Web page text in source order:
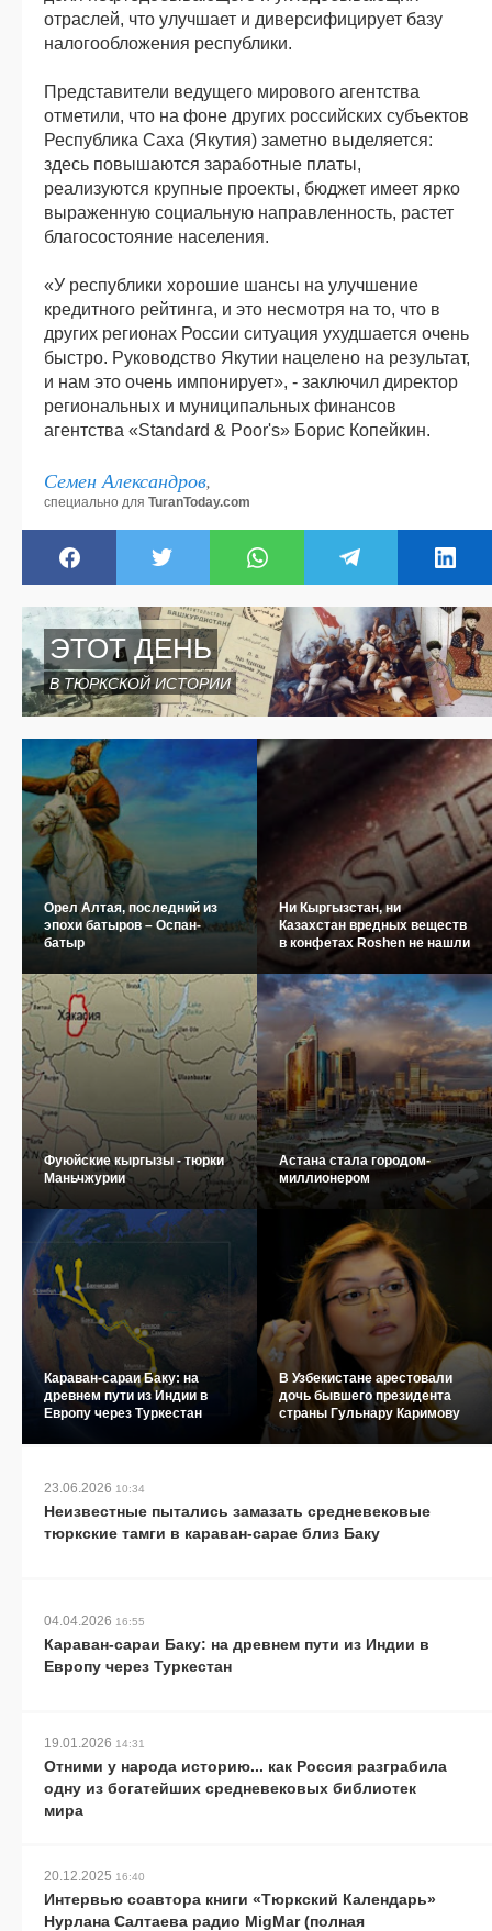
отраслей, что улучшает и диверсифицирует базу
налогообложения республики.
Представители ведущего мирового агентства
отметили, что на фоне других российских субъектов
Республика Саха (Якутия) заметно выделяется:
здесь повышаются заработные платы,
реализуются крупные проекты, бюджет имеет ярко
выраженную социальную направленность, растет
благосостояние населения.
«У республики хорошие шансы на улучшение
кредитного рейтинга, и это несмотря на то, что в
других регионах России ситуация ухудшается очень
быстро. Руководство Якутии нацелено на результат,
и нам это очень импонирует», - заключил директор
региональных и муниципальных финансов
агентства «Standard & Poor's» Борис Копейкин.
Семен Александров,
специально для TuranToday.com
ЭТОТ ДЕНЬ
В ТЮРКСКОЙ ИСТОРИИ
Орел Алтая, последний из
эпохи батыров – Оспан-
батыр
Ни Кыргызстан, ни
Казахстан вредных веществ
в конфетах Roshen не нашли
Фуюйские кыргызы - тюрки
Маньчжурии
Астана стала городом-
миллионером
Караван-сараи Баку: на
древнем пути из Индии в
Европу через Туркестан
В Узбекистане арестовали
дочь бывшего президента
страны Гульнару Каримову
23.06.2026 10:34
Неизвестные пытались замазать средневековые
тюркские тамги в караван-сарае близ Баку
04.04.2026 16:55
Караван-сараи Баку: на древнем пути из Индии в
Европу через Туркестан
19.01.2026 14:31
Отними у народа историю... как Россия разграбила
одну из богатейших средневековых библиотек
мира
20.12.2025 16:40
Интервью соавтора книги «Тюркский Календарь»
Нурлана Салтаева радио MigMar (полная